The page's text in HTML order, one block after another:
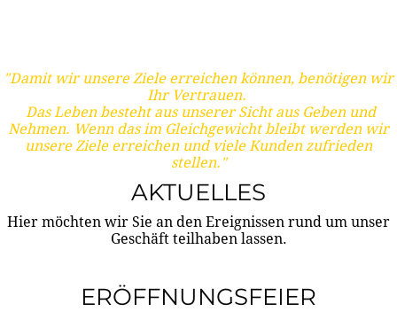
"Damit wir unsere Ziele erreichen können, benötigen wir
Ihr Vertrauen.
Das Leben besteht aus unserer Sicht aus Geben und
Nehmen. Wenn das im Gleichgewicht bleibt werden wir
unsere Ziele erreichen und viele Kunden zufrieden
stellen."
AKTUELLES
Hier möchten wir Sie an den Ereignissen rund um unser
Geschäft teilhaben lassen.
ERÖFFNUNGSFEIER